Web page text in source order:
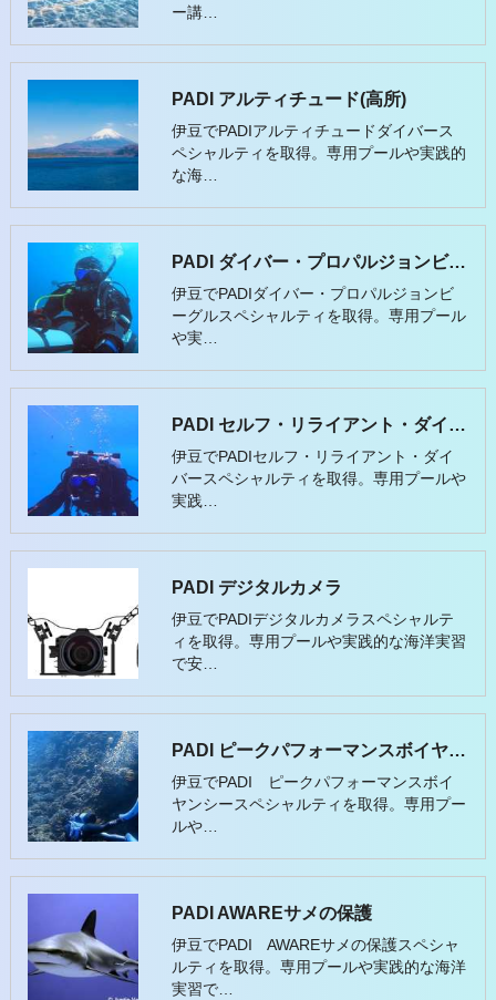
ー講…
PADI アルティチュード(高所)
伊豆でPADIアルティチュードダイバース
ペシャルティを取得。専用プールや実践的
な海…
PADI ダイバー・プロパルジョンビークル・スペシャルティ・コース
伊豆でPADIダイバー・プロパルジョンビ
ーグルスペシャルティを取得。専用プール
や実…
PADI セルフ・リライアント・ダイバー
伊豆でPADIセルフ・リライアント・ダイ
バースペシャルティを取得。専用プールや
実践…
PADI デジタルカメラ
伊豆でPADIデジタルカメラスペシャルテ
ィを取得。専用プールや実践的な海洋実習
で安…
PADI ピークパフォーマンスボイヤンシー
伊豆でPADI ピークパフォーマンスボイ
ヤンシースペシャルティを取得。専用プー
ルや…
PADI AWAREサメの保護
伊豆でPADI AWAREサメの保護スペシャ
ルティを取得。専用プールや実践的な海洋
実習で…